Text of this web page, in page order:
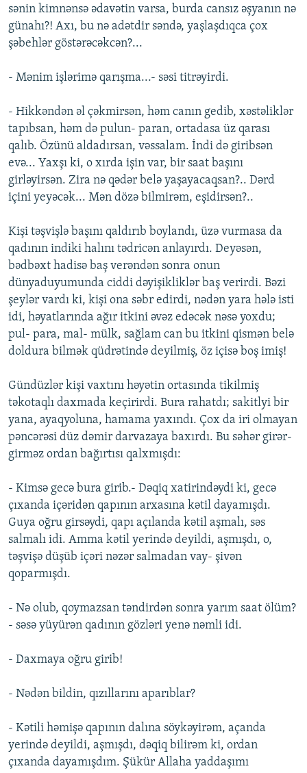
sənin kimnənsə ədavətin varsa, burda cansız əşyanın nə
günahı?! Axı, bu nə adətdir səndə, yaşlaşdıqca çox
şəbehlər göstərəcəkcən?...
- Mənim işlərimə qarışma...- səsi titrəyirdi.
- Hikkəndən əl çəkmirsən, həm canın gedib, xəstəliklər
tapıbsan, həm də pulun- paran, ortadasa üz qarası
qalıb. Özünü aldadırsan, vəssalam. İndi də giribsən
evə... Yaxşı ki, o xırda işin var, bir saat başını
girləyirsən. Zira nə qədər belə yaşayacaqsan?.. Dərd
içini yeyəcək... Mən dözə bilmirəm, eşidirsən?..
Kişi təşvişlə başını qaldırıb boylandı, üzə vurmasa da
qadının indiki halını tədricən anlayırdı. Deyəsən,
bədbəxt hadisə baş verəndən sonra onun
dünyaduyumunda ciddi dəyişikliklər baş verirdi. Bəzi
şeylər vardı ki, kişi ona səbr edirdi, nədən yara hələ isti
idi, həyatlarında ağır itkini əvəz edəcək nəsə yoxdu;
pul- para, mal- mülk, sağlam can bu itkini qismən belə
doldura bilmək qüdrətində deyilmiş, öz içisə boş imiş!
Gündüzlər kişi vaxtını həyətin ortasında tikilmiş
təkotaqlı daxmada keçirirdi. Bura rahatdı; sakitlyi bir
yana, ayaqyoluna, hamama yaxındı. Çox da iri olmayan
pəncərəsi düz dəmir darvazaya baxırdı. Bu səhər girər-
girməz ordan bağırtısı qalxmışdı:
- Kimsə gecə bura girib.- Dəqiq xatirindəydi ki, gecə
çıxanda içəridən qapının arxasına kətil dayamışdı.
Guya oğru girsəydi, qapı açılanda kətil aşmalı, səs
salmalı idi. Amma kətil yerində deyildi, aşmışdı, o,
təşvişə düşüb içəri nəzər salmadan vay- şivən
qoparmışdı.
- Nə olub, qoymazsan təndirdən sonra yarım saat ölüm?
- səsə yüyürən qadının gözləri yenə nəmli idi.
- Daxmaya oğru girib!
- Nədən bildin, qızıllarını aparıblar?
- Kətili həmişə qapının dalına söykəyirəm, açanda
yerində deyildi, aşmışdı, dəqiq bilirəm ki, ordan
çıxanda dayamışdım. Şükür Allaha yaddaşımı